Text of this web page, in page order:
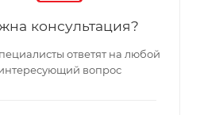
консультация?
ответят на любой
вопрос